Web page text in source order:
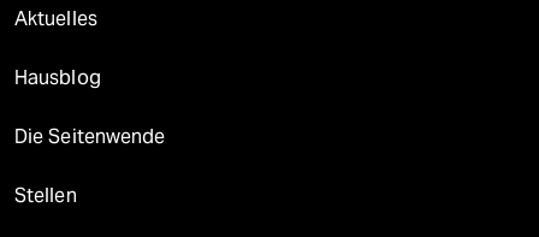
Aktuelles
Hausblog
Die Seitenwende
Stellen